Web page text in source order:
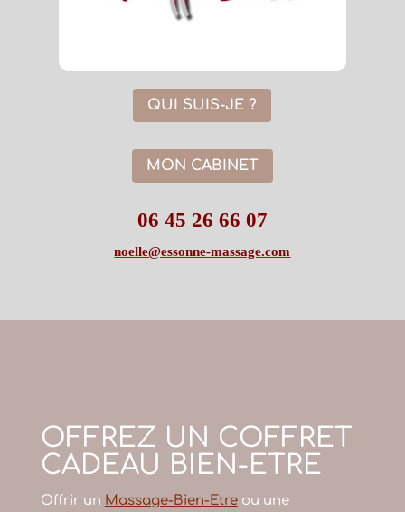
QUI SUIS-JE ?
MON CABINET
06 45 26 66 07
noelle@essonne-massage.com
OFFREZ UN COFFRET
CADEAU BIEN-ETRE
Offrir un Massage-Bien-Etreou une